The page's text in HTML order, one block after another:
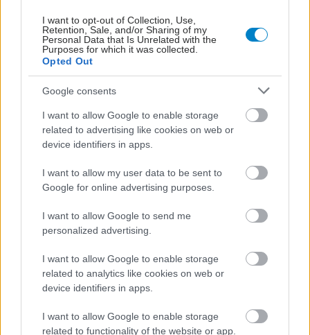
I want to opt-out of Collection, Use,
Retention, Sale, and/or Sharing of my
Personal Data that Is Unrelated with the
Purposes for which it was collected.
Opted Out
Google consents
I want to allow Google to enable storage
related to advertising like cookies on web or
device identifiers in apps.
I want to allow my user data to be sent to
Google for online advertising purposes.
I want to allow Google to send me
personalized advertising.
I want to allow Google to enable storage
related to analytics like cookies on web or
device identifiers in apps.
I want to allow Google to enable storage
related to functionality of the website or app.
φιλοδοξεί να φέρει
επανάσταση στην
παραγωγή βιώσιμων
χημικών προϊόντων
χημική ουσία έχει
επιβλαβείς επιπτώσεις
Οι χημικές ουσίες που
συνεχίζουν να απειλούν
απαγορεύσεις